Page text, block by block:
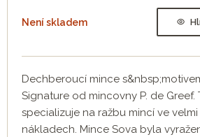
Není skladem
Dechberoucí mince
Signature od mincovny P. de Greef.
specializuje na ražbu mincí ve
nákladech. Mince Sova byla